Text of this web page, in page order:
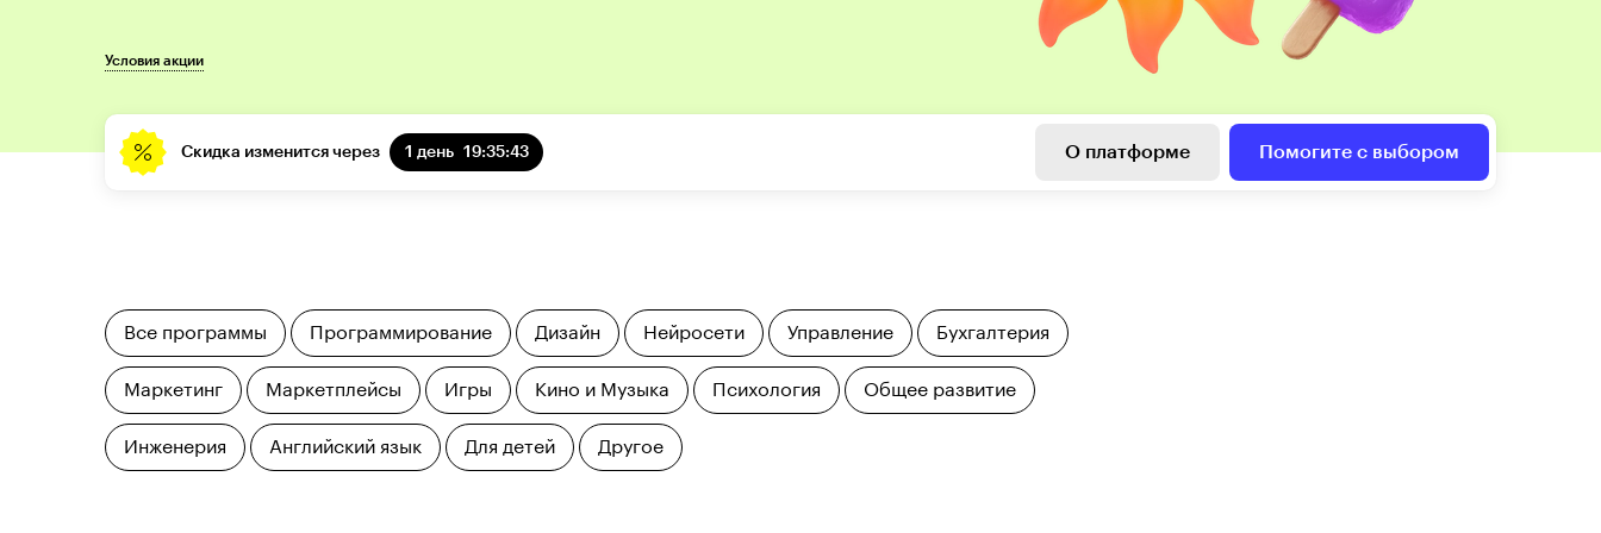
Скидка изменится через 1 день 19:35:42 О платформе Помогите с выбором
Условия акции
Все программы Программирование Дизайн Нейросети Управление Бухгалтерия
Маркетинг Маркетплейсы Игры Кино и Музыка Психология Общее развитие
Инженерия Английский язык Для детей Другое